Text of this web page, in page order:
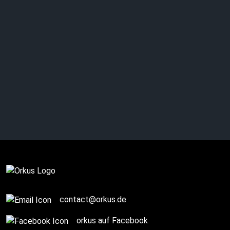
ÁSGEIR – “Julia”
contact@orkus.de
orkus auf Facebook